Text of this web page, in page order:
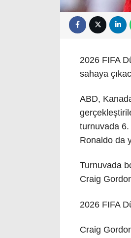
2026 FIFA
sahaya
ABD,
turnuvada 6.
Ronaldo da
Turnuvada
Craig
2026 FIFA
Craig